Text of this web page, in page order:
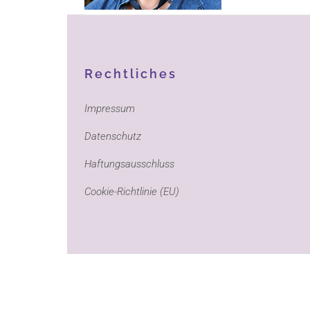
Rechtliches
Impressum
Datenschutz
Haftungsausschluss
Cookie-Richtlinie (EU)